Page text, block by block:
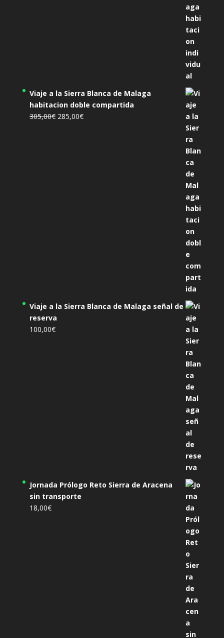
Viaje a la Sierra Blanca de Malaga
habitacion doble compartida
305,00€ El
285,00€El
Viaje a la Sierra Blanca de Malaga señal de
reserva
100,00€
Jornada Prólogo Reto Sierra de Aracena
sin transporte
18,00€